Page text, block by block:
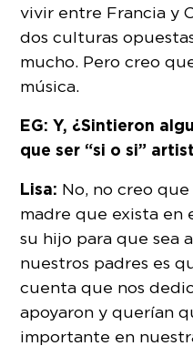
vivir entre Francia y
dos culturas
mucho. Pero creo
música.
EG: Y, ¿Sintieron
que ser “si o si”
Lisa: No, no creo
madre que exista en
su hijo para que sea
nuestros padres es
cuenta que nos
apoyaron y querían
importante en